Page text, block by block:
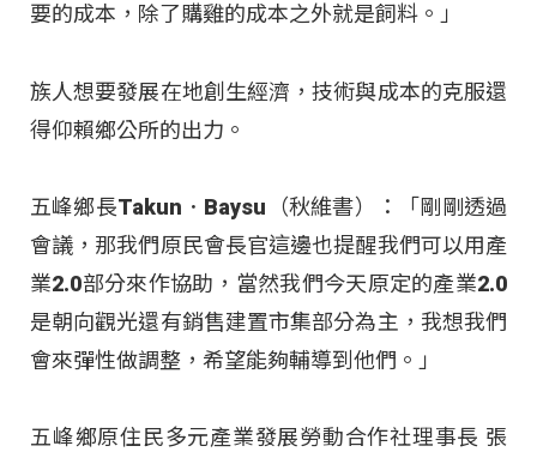
要的成本，除了購雞的成本之外就是飼料。」
族人想要發展在地創生經濟，技術與成本的克服還
得仰賴鄉公所的出力。
五峰鄉長Takun．Baysu（秋維書）：「剛剛透過
會議，那我們原民會長官這邊也提醒我們可以用產
業2.0部分來作協助，當然我們今天原定的產業2.0
是朝向觀光還有銷售建置市集部分為主，我想我們
會來彈性做調整，希望能夠輔導到他們。」
五峰鄉原住民多元產業發展勞動合作社理事長 張